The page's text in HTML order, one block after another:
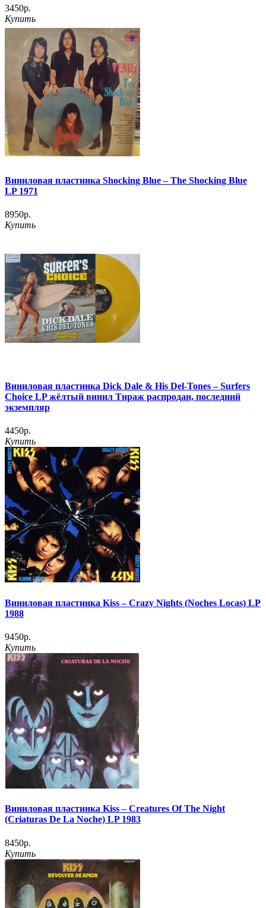
3450р.
Купить
Виниловая пластинка Shocking Blue – The Shocking Blue
LP 1971
8950р.
Купить
Виниловая пластинка Dick Dale & His Del-Tones – Surfers
Choice LP жёлтый винил Тираж распродан, последний
экземпляр
4450р.
Купить
Виниловая пластинка Kiss – Crazy Nights (Noches Locas) LP
1988
9450р.
Купить
Виниловая пластинка Kiss – Creatures Of The Night
(Criaturas De La Noche) LP 1983
8450р.
Купить